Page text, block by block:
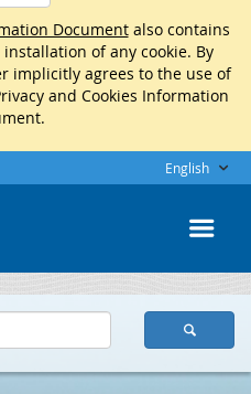
Documentalso contains
of any cookie. By
implicitly agrees to the use of
and Cookies Information
English